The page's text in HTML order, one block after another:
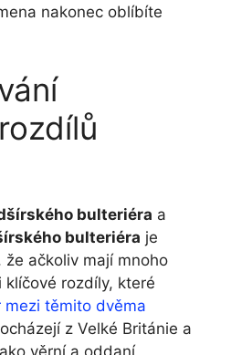
nakonec oblíbíte
bulteriéra a
bulteriéra je
ačkoliv mají mnoho
rozdíly, které
mezi těmito dvěma
z Velké Británie a
věrní a oddaní